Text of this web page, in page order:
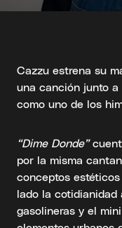
Cazzu estrena su
una canción junto
como uno de los
“Dime Donde”
por la misma
conceptos
lado la cotidianidad
gasolineras y el